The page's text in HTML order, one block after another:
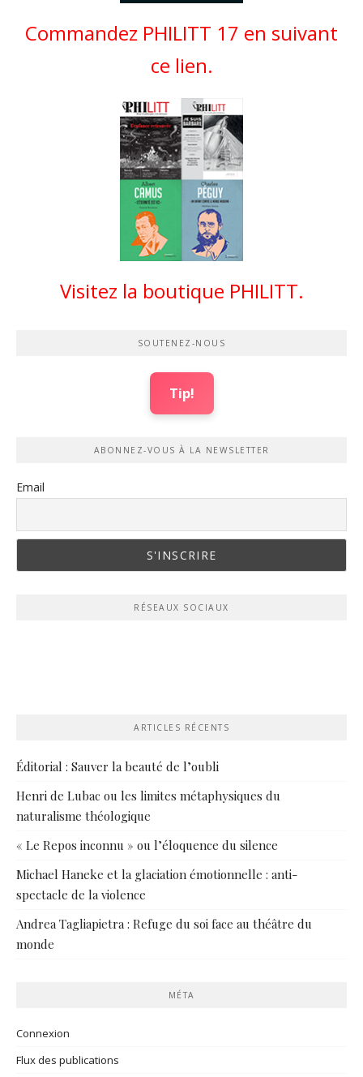
Commandez PHILITT 17 en suivant
ce lien.
Visitez la boutique PHILITT.
SOUTENEZ-NOUS
Tip!
ABONNEZ-VOUS À LA NEWSLETTER
Email
RÉSEAUX SOCIAUX
ARTICLES RÉCENTS
Éditorial : Sauver la beauté de l’oubli
Henri de Lubac ou les limites métaphysiques du
naturalisme théologique
« Le Repos inconnu » ou l’éloquence du silence
Michael Haneke et la glaciation émotionnelle : anti-
spectacle de la violence
Andrea Tagliapietra : Refuge du soi face au théâtre du
monde
MÉTA
Connexion
Flux des publications